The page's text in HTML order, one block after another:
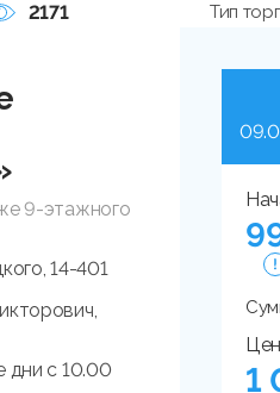
2171
9-этажного
14-401
дни с 10.00
Тип
1